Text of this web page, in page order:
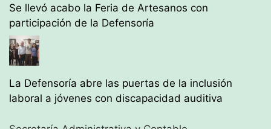
Se llevó acabo la Feria de Artesanos con
participación de la Defensoría
La Defensoría abre las puertas de la inclusión
laboral a jóvenes con discapacidad auditiva